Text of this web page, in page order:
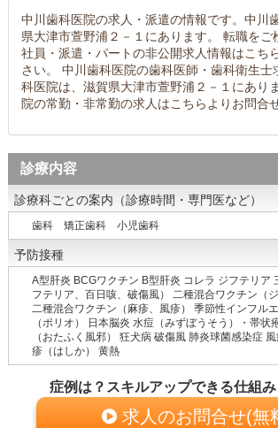
中川歯科医院の求人・派遣の情報です。中川
県大津市萱野浦２－１にあります。 転職をご
社員・派遣・パートの非公開求人情報はこち
さい。 中川歯科医院の歯科医師・歯科衛生士
科医院は、滋賀県大津市萱野浦２－１にあり
院の常勤・非常勤の求人はこちらよりお問合
診療内容
診療科ごとの案内（診療時間・専門医など）
歯科 矯正歯科 小児歯科
予防接種
A型肝炎 BCGワクチン B型肝炎 コレラ ジフテリア
フテリア、百日咳、破傷風） 二種混合ワクチン（
二種混合ワクチン（麻疹、風疹） 季節性インフル
（ポリオ） 日本脳炎 水痘（みずぼうそう）・帯状
（おたふく風邪） 狂犬病 破傷風 肺炎球菌感染症
疹（はしか） 黄熱
症例は？スキルアップできる仕組
求人のお問合せ(無